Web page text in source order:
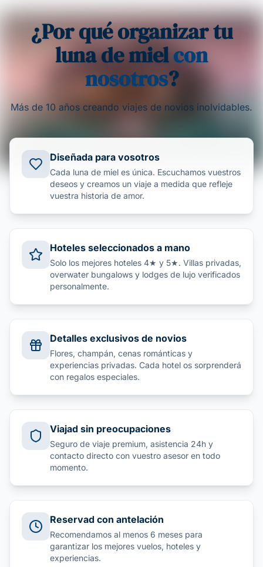
¿Por qué organizar tu
luna de mielcon
nosotros?
Más de 10 años creando viajes de novios inolvidables.
Diseñada para vosotros
Cada luna de miel es única. Escuchamos vuestros
deseos y creamos un viaje a medida que refleje
vuestra historia de amor.
Hoteles seleccionados a mano
Solo los mejores hoteles 4★ y 5★. Villas privadas,
overwater bungalows y lodges de lujo verificados
personalmente.
Detalles exclusivos de novios
Flores, champán, cenas románticas y
experiencias privadas. Cada hotel os sorprenderá
con regalos especiales.
Viajad sin preocupaciones
Seguro de viaje premium, asistencia 24h y
contacto directo con vuestro asesor en todo
momento.
Reservad con antelación
Recomendamos al menos 6 meses para
garantizar los mejores vuelos, hoteles y
experiencias.